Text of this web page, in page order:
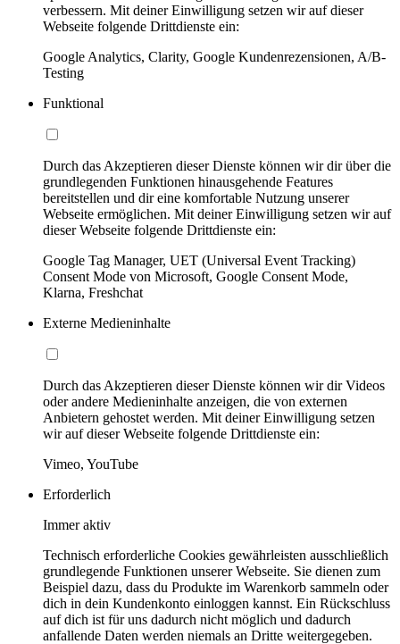
verbessern. Mit deiner Einwilligung setzen wir auf dieser
Webseite folgende Drittdienste ein:
Google Analytics, Clarity, Google Kundenrezensionen, A/B-
Testing
Funktional
Durch das Akzeptieren dieser Dienste können wir dir über die
grundlegenden Funktionen hinausgehende Features
bereitstellen und dir eine komfortable Nutzung unserer
Webseite ermöglichen. Mit deiner Einwilligung setzen wir auf
dieser Webseite folgende Drittdienste ein:
Google Tag Manager, UET (Universal Event Tracking)
Consent Mode von Microsoft, Google Consent Mode,
Klarna, Freshchat
Externe Medieninhalte
Durch das Akzeptieren dieser Dienste können wir dir Videos
oder andere Medieninhalte anzeigen, die von externen
Anbietern gehostet werden. Mit deiner Einwilligung setzen
wir auf dieser Webseite folgende Drittdienste ein:
Vimeo, YouTube
Erforderlich
Immer aktiv
Technisch erforderliche Cookies gewährleisten ausschließlich
grundlegende Funktionen unserer Webseite. Sie dienen zum
Beispiel dazu, dass du Produkte im Warenkorb sammeln oder
dich in dein Kundenkonto einloggen kannst. Ein Rückschluss
auf dich ist für uns dadurch nicht möglich und dadurch
anfallende Daten werden niemals an Dritte weitergegeben.